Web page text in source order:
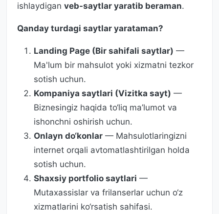
ishlaydigan veb-saytlar yaratib beraman.
Qanday turdagi saytlar yarataman?
Landing Page (Bir sahifali saytlar) —
Ma'lum bir mahsulot yoki xizmatni tezkor
sotish uchun.
Kompaniya saytlari (Vizitka sayt) —
Biznesingiz haqida to‘liq ma’lumot va
ishonchni oshirish uchun.
Onlayn do‘konlar — Mahsulotlaringizni
internet orqali avtomatlashtirilgan holda
sotish uchun.
Shaxsiy portfolio saytlari —
Mutaxassislar va frilanserlar uchun o‘z
xizmatlarini ko‘rsatish sahifasi.